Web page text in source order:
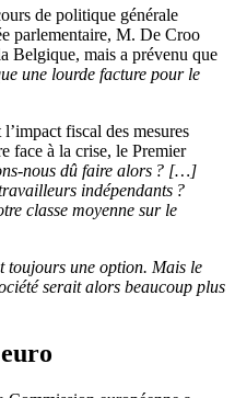
de politique générale
parlementaire, M. De Croo
Belgique, mais a prévenu que
une lourde facture pour le
fiscal des mesures
face à la crise, le Premier
nous dû faire alors ? […]
indépendants ?
classe moyenne sur le
toujours une option. Mais le
serait alors beaucoup plus